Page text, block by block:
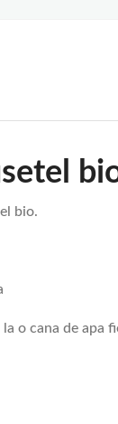
bio.
la o cana de apa